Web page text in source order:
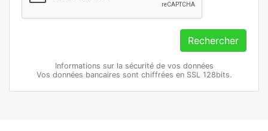
Rechercher
Informations sur la sécurité de vos données
Vos données bancaires sont chiffrées en SSL 128bits.